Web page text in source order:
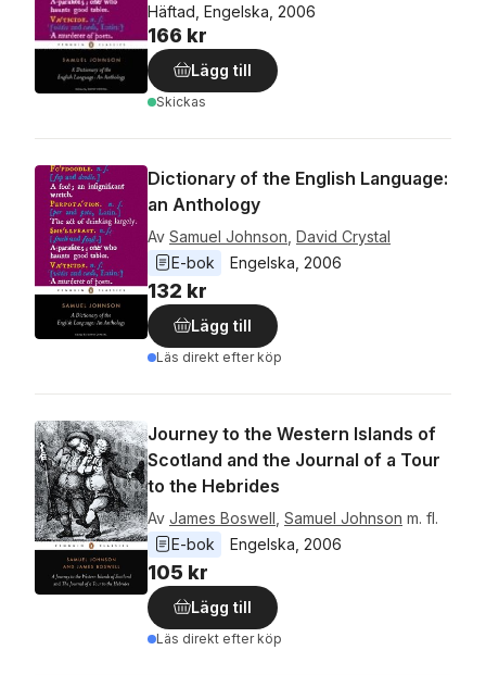
Häftad, Engelska, 2006
166 kr
Lägg till
Skickas
Dictionary of the English Language:
an Anthology
Av Samuel Johnson David Crystal
E-bok
Engelska 2006
132 kr
Lägg till
Läs direkt efter köp
Journey to the Western Islands of
Scotland and the Journal of a Tour
to the Hebrides
Av James Boswell Samuel Johnson m. fl.
E-bok
Engelska 2006
105 kr
Lägg till
Läs direkt efter köp